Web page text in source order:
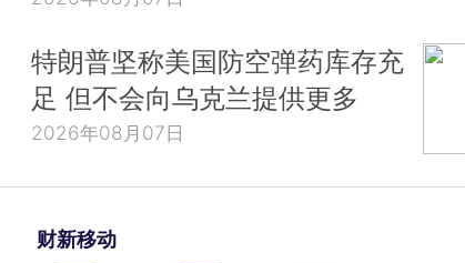
特朗普坚称美国防空弹药库存充
足 但不会向乌克兰提供更多
2026年08月07日
财新移动